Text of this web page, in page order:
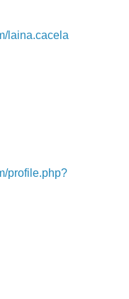
laina.cacela
profile.php?